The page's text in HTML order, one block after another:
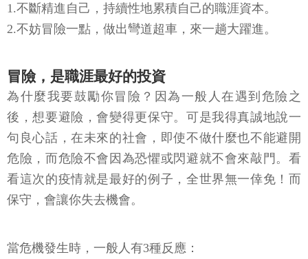
1.不斷精進自己，持續性地累積自己的職涯資本。
2.不妨冒險一點，做出彎道超車，來一趟大躍進。
冒險，是職涯最好的投資
為什麼我要鼓勵你冒險？因為一般人在遇到危險之
後，想要避險，會變得更保守。可是我得真誠地說一
句良心話，在未來的社會，即使不做什麼也不能避開
危險，而危險不會因為恐懼或閃避就不會來敲門。看
看這次的疫情就是最好的例子，全世界無一倖免！而
保守，會讓你失去機會。
當危機發生時，一般人有3種反應：